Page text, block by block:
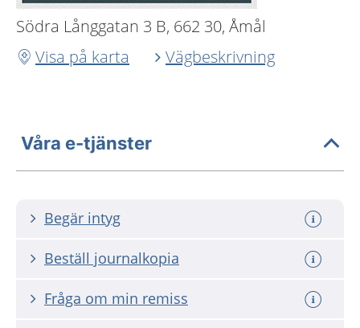
Södra Långgatan 3 B, 662 30, Åmål
Visa på karta
Vägbeskrivning
Våra e-tjänster
Begär intyg
Beställ journalkopia
Fråga om min remiss